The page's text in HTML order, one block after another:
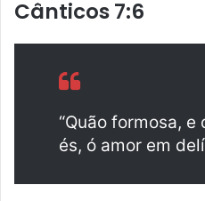
Cânticos 7:6
“Quão formosa,
és, ó amor em